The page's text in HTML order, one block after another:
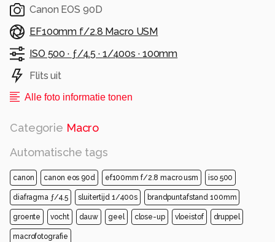
Canon EOS 90D
EF100mm f/2.8 Macro USM
ISO 500 · ƒ/4.5 · 1/400s · 100mm
Flits uit
Alle foto informatie tonen
Categorie Macro
Automatische tags
canon canon eos 90d ef100mm f/2.8 macro usm iso 500
diafragma ƒ/4.5 sluitertijd 1/400s brandpuntafstand 100mm
groente vocht dauw geel close-up vloeistof druppel
macrofotografie